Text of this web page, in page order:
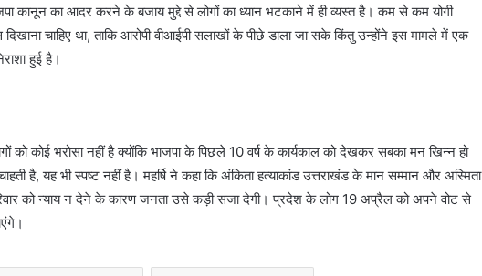
कानून का आदर करने के बजाय मुद्दे से लोगों का ध्यान भटकाने में ही व्यस्त है। कम से कम योगी
चाहिए था, ताकि आरोपी वीआईपी सलाखों के पीछे डाला जा सके किंतु उन्होंने इस मामले में एक
हुई है।
को कोई भरोसा नहीं है क्योंकि भाजपा के पिछले 10 वर्ष के कार्यकाल को देखकर सबका मन खिन्न हो
है, यह भी स्पष्ट नहीं है। महर्षि ने कहा कि अंकिता हत्याकांड उत्तराखंड के मान सम्मान और अस्मिता
को न्याय न देने के कारण जनता उसे कड़ी सजा देगी। प्रदेश के लोग 19 अप्रैल को अपने वोट से